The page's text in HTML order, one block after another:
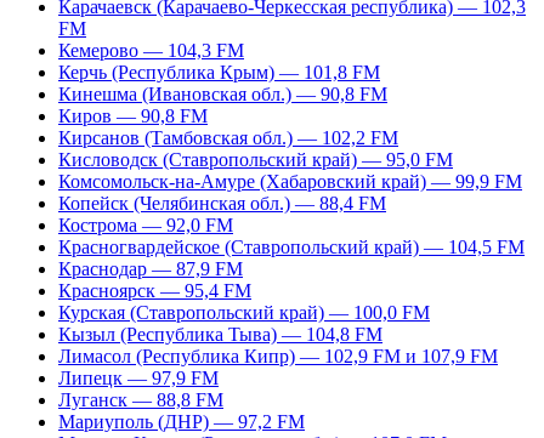
Карачаевск (Карачаево-Черкесская республика) — 102,3
FM
Кемерово — 104,3 FM
Керчь (Республика Крым) — 101,8 FM
Кинешма (Ивановская обл.) — 90,8 FM
Киров — 90,8 FM
Кирсанов (Тамбовская обл.) — 102,2 FM
Кисловодск (Ставропольский край) — 95,0 FM
Комсомольск-на-Амуре (Хабаровский край) — 99,9 FM
Копейск (Челябинская обл.) — 88,4 FM
Кострома — 92,0 FM
Красногвардейское (Ставропольский край) — 104,5 FM
Краснодар — 87,9 FM
Красноярск — 95,4 FM
Курская (Ставропольский край) — 100,0 FM
Кызыл (Республика Тыва) — 104,8 FM
Лимасол (Республика Кипр) — 102,9 FM и 107,9 FM
Липецк — 97,9 FM
Луганск — 88,8 FM
Мариуполь (ДНР) — 97,2 FM